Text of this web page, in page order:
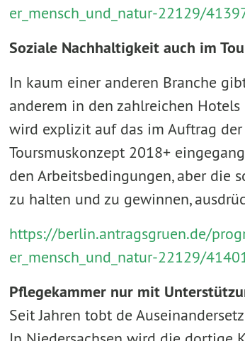
er_mensch_und_natur-22129/
Soziale Nachhaltigkeit auch im
In kaum einer anderen Branche
anderem in den zahlreichen Hotels
wird explizit auf das im Auftrag
Toursmuskonzept 2018+
den Arbeitsbedingungen, aber die
zu halten und zu gewinnen,
https://berlin.antragsgruen.de/
er_mensch_und_natur-22129/
Pflegekammer nur mit
Seit Jahren tobt de